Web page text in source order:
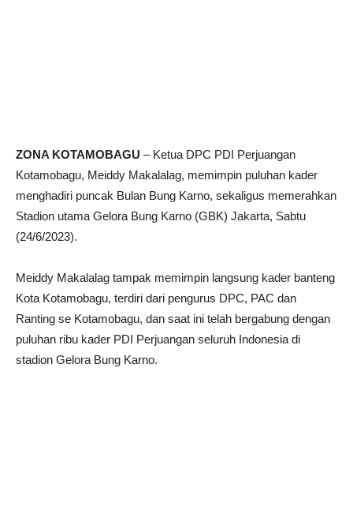
ZONA KOTAMOBAGU – Ketua DPC PDI Perjuangan
Kotamobagu, Meiddy Makalalag, memimpin puluhan kader
menghadiri puncak Bulan Bung Karno, sekaligus memerahkan
Stadion utama Gelora Bung Karno (GBK) Jakarta, Sabtu
(24/6/2023).
Meiddy Makalalag tampak memimpin langsung kader banteng
Kota Kotamobagu, terdiri dari pengurus DPC, PAC dan
Ranting se Kotamobagu, dan saat ini telah bergabung dengan
puluhan ribu kader PDI Perjuangan seluruh Indonesia di
stadion Gelora Bung Karno.